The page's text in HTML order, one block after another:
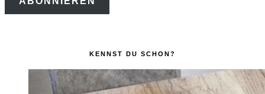
KENNST DU SCHON?